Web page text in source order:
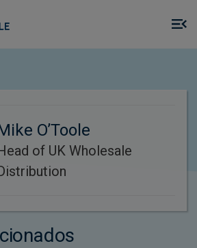
O’Toole
of UK Wholesale